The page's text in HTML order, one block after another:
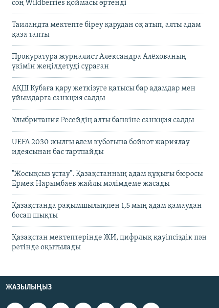
соң Wildberries қоймасы өртенді
Таиландта мектепте біреу қарудан оқ атып, алты адам
қаза тапты
Прокуратура журналист Александра Алёхованың
үкімін жеңілдетуді сұраған
АҚШ Кубаға қару жеткізуге қатысы бар адамдар мен
ұйымдарға санкция салды
Ұлыбритания Ресейдің алты банкіне санкция салды
UEFA 2030 жылғы әлем кубогына бойкот жариялау
идеясынан бас тартпайды
"Жосықсыз ұстау". Қазақстанның адам құқығы бюросы
Ермек Нарымбаев жайлы мәлімдеме жасады
Қазақстанда рақымшылықпен 1,5 мың адам қамаудан
босап шықты
Қазақстан мектептерінде ЖИ, цифрлық қауіпсіздік пән
ретінде оқытылады
ЖАЗЫЛЫҢЫЗ